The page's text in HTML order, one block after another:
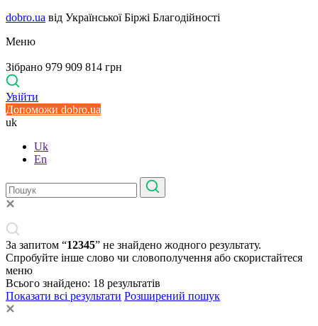
dobro.ua від Української Біржі Благодійності
Меню
Зібрано 979 909 814 грн
Увійти
Допоможи dobro.ua
uk
Uk
En
За запитом “12345” не знайдено жодного результату.
Спробуйте інше слово чи словополучення або скористайтеся
меню
Всього знайдено: 18 результатів
Показати всі результати Розширений пошук